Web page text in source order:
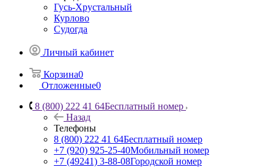
Гусь-Хрустальный
Курлово
Судогда
Личный кабинет
Корзина0
Отложенные0
8 (800) 222 41 64Бесплатный номер
Назад
Телефоны
8 (800) 222 41 64Бесплатный номер
+7 (920) 925-25-40Мобильный номер
+7 (49241) 3-88-08Городской номер